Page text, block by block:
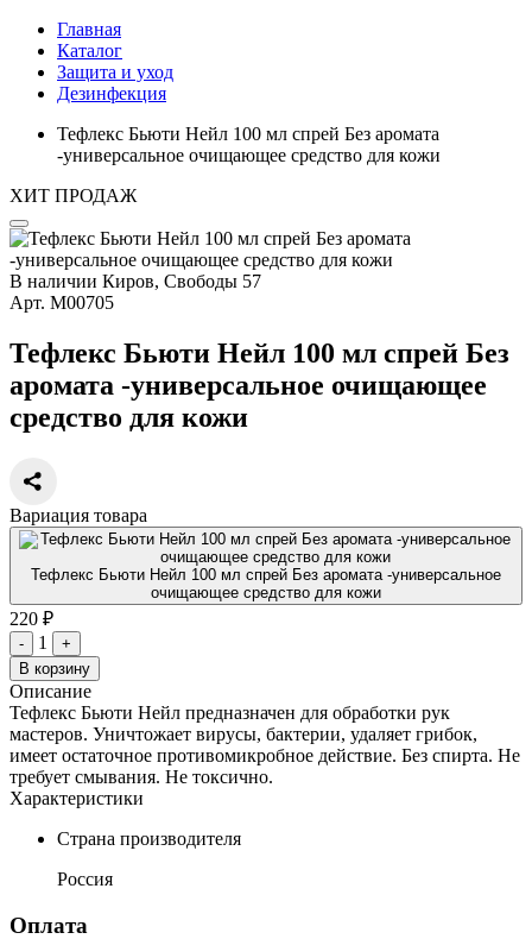
Главная
Каталог
Защита и уход
Дезинфекция
Тефлекс Бьюти Нейл 100 мл спрей Без аромата
-универсальное очищающее средство для кожи
ХИТ ПРОДАЖ
В наличии Киров, Свободы 57
Арт. М00705
Тефлекс Бьюти Нейл 100 мл спрей Без
аромата -универсальное очищающее
средство для кожи
Вариация товара
Тефлекс Бьюти Нейл 100 мл спрей Без аромата -универсальное
очищающее средство для кожи
220 ₽
- 1
+
В корзину
Описание
Тефлекс Бьюти Нейл предназначен для обработки рук
мастеров. Уничтожает вирусы, бактерии, удаляет грибок,
имеет остаточное противомикробное действие. Без спирта. Не
требует смывания. Не токсично.
Характеристики
Страна производителя
Россия
Оплата